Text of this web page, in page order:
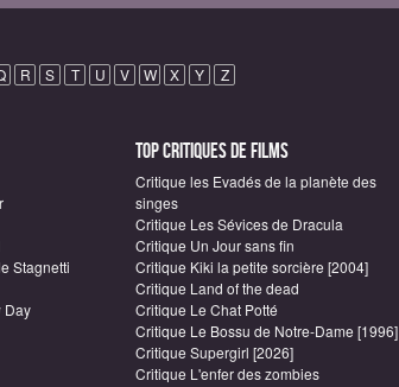
R S T U V W X Y Z
Stagnetti
Day
Top critiques de Films
Critique les Evadés de la planète des
singes
Critique Les Sévices de Dracula
Critique Un Jour sans fin
Critique Kiki la petite sorcière [2004]
Critique Land of the dead
Critique Le Chat Potté
Critique Le Bossu de Notre-Dame [1996]
Critique Supergirl [2026]
Critique L'enfer des zombies